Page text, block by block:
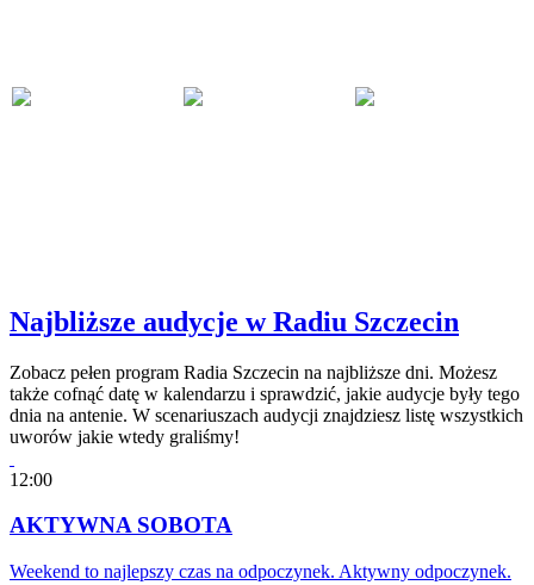
Najbliższe audycje w Radiu Szczecin
Zobacz pełen program Radia Szczecin na najbliższe dni. Możesz
także cofnąć datę w kalendarzu i sprawdzić, jakie audycje były tego
dnia na antenie. W scenariuszach audycji znajdziesz listę wszystkich
uworów jakie wtedy graliśmy!
12:00
AKTYWNA SOBOTA
Weekend to najlepszy czas na odpoczynek. Aktywny odpoczynek.